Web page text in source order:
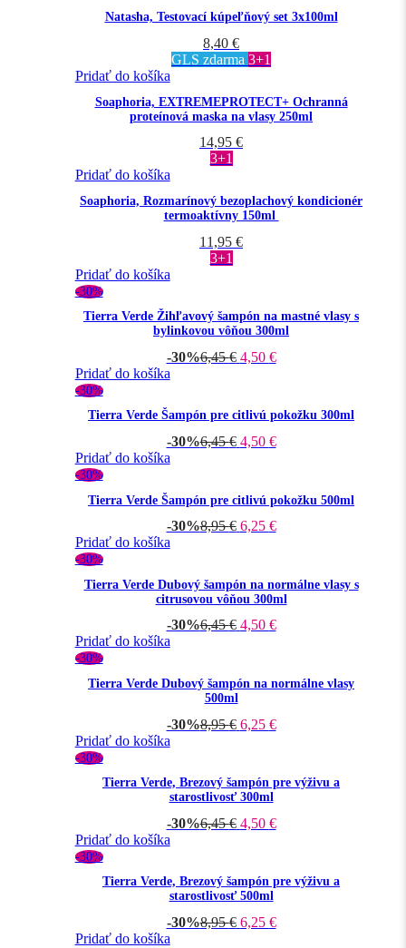
Natasha, Testovací kúpeľňový set 3x100ml
8,40 €
GLS zdarma 3+1
Pridať do košíka
Soaphoria, EXTREMEPROTECT+ Ochranná
proteínová maska na vlasy 250ml
14,95 €
3+1
Pridať do košíka
Soaphoria, Rozmarínový bezoplachový kondicionér
termoaktívny 150ml
11,95 €
3+1
Pridať do košíka
-30%
Tierra Verde Žihľavový šampón na mastné vlasy s
bylinkovou vôňou 300ml
-30%6,45€ 4,50 €
Pridať do košíka
-30%
Tierra Verde Šampón pre citlivú pokožku 300ml
-30%6,45€ 4,50 €
Pridať do košíka
-30%
Tierra Verde Šampón pre citlivú pokožku 500ml
-30%8,95€ 6,25 €
Pridať do košíka
-30%
Tierra Verde Dubový šampón na normálne vlasy s
citrusovou vôňou 300ml
-30%6,45€ 4,50 €
Pridať do košíka
-30%
Tierra Verde Dubový šampón na normálne vlasy
500ml
-30%8,95€ 6,25 €
Pridať do košíka
-30%
Tierra Verde, Brezový šampón pre výživu a
starostlivosť 300ml
-30%6,45€ 4,50 €
Pridať do košíka
-30%
Tierra Verde, Brezový šampón pre výživu a
starostlivosť 500ml
-30%8,95€ 6,25 €
Pridať do košíka